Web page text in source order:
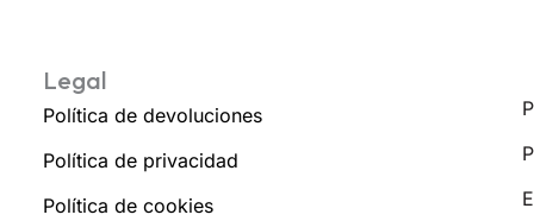
Legal
Política de devoluciones
Política de privacidad
Política de cookies